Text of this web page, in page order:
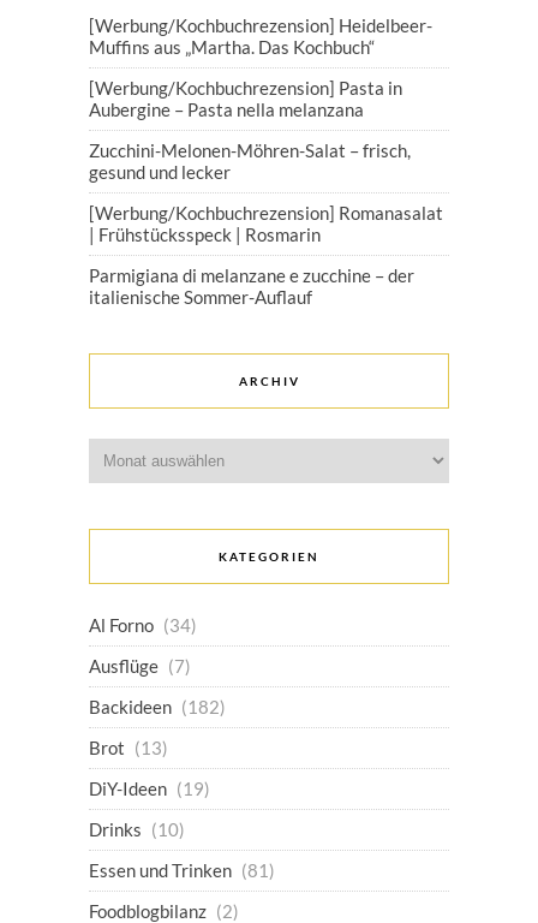
[Werbung/Kochbuchrezension] Heidelbeer-
Muffins aus „Martha. Das Kochbuch“
[Werbung/Kochbuchrezension] Pasta in
Aubergine – Pasta nella melanzana
Zucchini-Melonen-Möhren-Salat – frisch,
gesund und lecker
[Werbung/Kochbuchrezension] Romanasalat
| Frühstücksspeck | Rosmarin
Parmigiana di melanzane e zucchine – der
italienische Sommer-Auflauf
ARCHIV
KATEGORIEN
Al Forno (34)
Ausflüge (7)
Backideen (182)
Brot (13)
DiY-Ideen (19)
Drinks (10)
Essen und Trinken (81)
Foodblogbilanz (2)